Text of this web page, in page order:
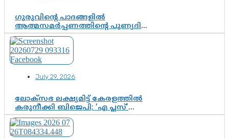
ഗുരുവിന്റെ പാദങ്ങളിൽ
ആത്മസമർപ്പണത്തിന്റെ പുണ്യദിനം;
മാതാ അമൃതാനന്ദമയി മഠത്തിൽ
ഭക്തിസാന്ദ്രമായി ഗുരുപൂർണിമ
ആഘോഷം
July 29, 2026
ലോക്സഭ ലക്ഷ്യമിട്ട് കേരളത്തിൽ
കരുനീക്കി ബിജെപി; ‘എ പ്ലസ്’
മണ്ഡലങ്ങളിൽ പ്രമുഖരെ ഇറക്കി
കേന്ദ്രനേതൃത്വം, തിരുവനന്തപുരത്ത്
രാജീവ് ചന്ദ്രശേഖർ, ആറ്റിങ്ങലിൽ